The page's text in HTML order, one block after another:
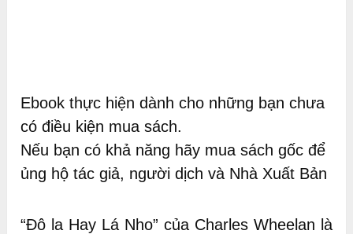
Ebook thực hiện dành cho những bạn chưa
có điều kiện mua sách.
Nếu bạn có khả năng hãy mua sách gốc để
ủng hộ tác giả, người dịch và Nhà Xuất Bản
“Đô la Hay Lá Nho” của Charles Wheelan là